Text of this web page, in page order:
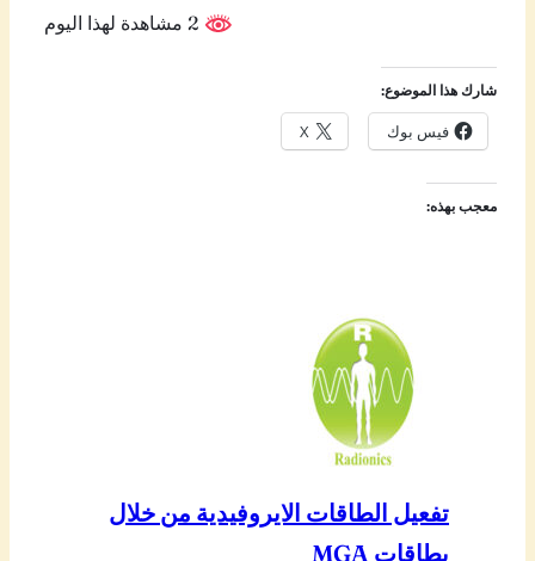
شارك هذا الموضوع:
فيس بوك X
معجب بهذه:
تفعيل الطاقات الايروفيدية من خلال
بطاقات MGA